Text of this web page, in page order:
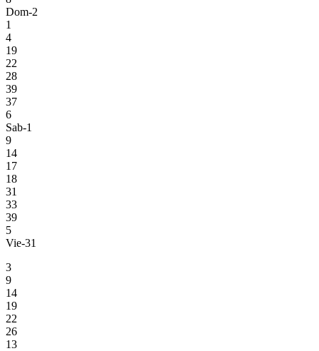
Dom-2
1
4
19
22
28
39
37
6
Sab-1
9
14
17
18
31
33
39
5
Vie-31
3
9
14
19
22
26
13